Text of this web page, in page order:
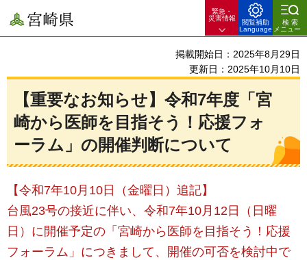
宮崎県
緊急・
災害情報
閲覧補助
Language
検索
メニュー
掲載開始日：2025年8月29日
更新日：2025年10月10日
【重要なお知らせ】令和7年度「宮
崎から医師を目指そう！応援フォ
ーラム」の開催判断について
【令和7年10月10日（金曜日）追記】
台風23号の接近に伴い、令和7年10月12日（日曜
日）に開催予定の「宮崎から医師を目指そう！応援
フォーラム」につきまして、開催の可否を検討中で